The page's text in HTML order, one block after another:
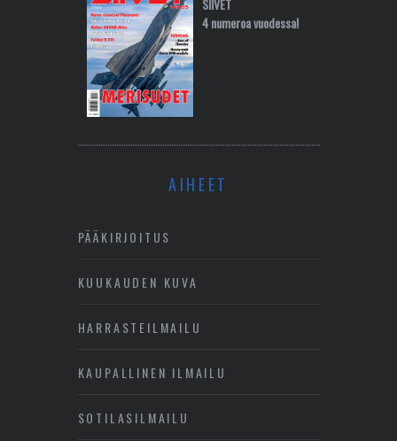
SIIVET
4 numeroa vuodessa!
AIHEET
PÄÄKIRJOITUS
KUUKAUDEN KUVA
HARRASTEILMAILU
KAUPALLINEN ILMAILU
SOTILASILMAILU